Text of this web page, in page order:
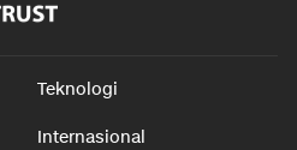
Teknologi
Internasional